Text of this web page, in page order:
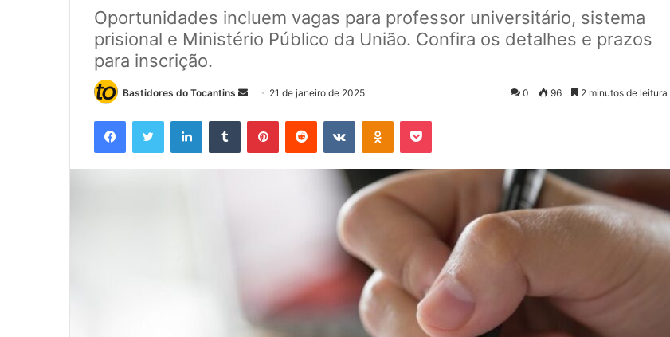
Oportunidades incluem vagas para professor universitário, sistema
prisional e Ministério Público da União. Confira os detalhes e prazos
para inscrição.
Bastidores do Tocantins
d
l
21 de janeiro de 2025 0 96 2 minutos de leitura